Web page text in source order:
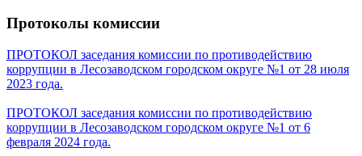
Протоколы комиссии
ПРОТОКОЛ заседания комиссии по противодействию
коррупции в Лесозаводском городском округе №1 от 28 июля
2023 года.
ПРОТОКОЛ заседания комиссии по противодействию
коррупции в Лесозаводском городском округе №1 от 6
февраля 2024 года.